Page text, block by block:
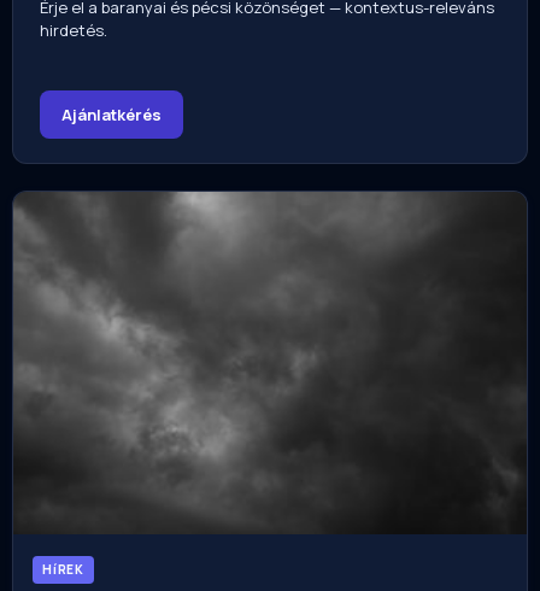
Érje el a baranyai és pécsi közönséget — kontextus-releváns
hirdetés.
Ajánlatkérés
HíREK